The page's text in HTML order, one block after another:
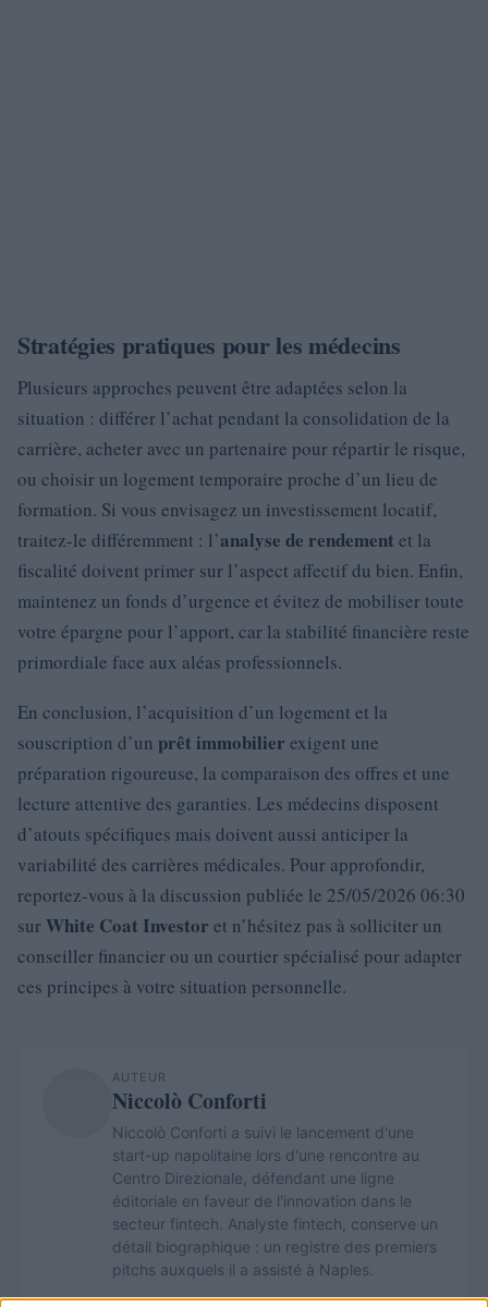
Stratégies pratiques pour les médecins
Plusieurs approches peuvent être adaptées selon la
situation : différer l’achat pendant la consolidation de la
carrière, acheter avec un partenaire pour répartir le risque,
ou choisir un logement temporaire proche d’un lieu de
formation. Si vous envisagez un investissement locatif,
traitez-le différemment : l’analyse de rendement et la
fiscalité doivent primer sur l’aspect affectif du bien. Enfin,
maintenez un fonds d’urgence et évitez de mobiliser toute
votre épargne pour l’apport, car la stabilité financière reste
primordiale face aux aléas professionnels.
En conclusion, l’acquisition d’un logement et la
souscription d’un prêt immobilier exigent une
préparation rigoureuse, la comparaison des offres et une
lecture attentive des garanties. Les médecins disposent
d’atouts spécifiques mais doivent aussi anticiper la
variabilité des carrières médicales. Pour approfondir,
reportez-vous à la discussion publiée le 25/05/2026 06:30
sur White Coat Investor et n’hésitez pas à solliciter un
conseiller financier ou un courtier spécialisé pour adapter
ces principes à votre situation personnelle.
AUTEUR
Niccolò Conforti
Niccolò Conforti a suivi le lancement d'une
start-up napolitaine lors d'une rencontre au
Centro Direzionale, défendant une ligne
éditoriale en faveur de l'innovation dans le
secteur fintech. Analyste fintech, conserve un
détail biographique : un registre des premiers
pitchs auxquels il a assisté à Naples.